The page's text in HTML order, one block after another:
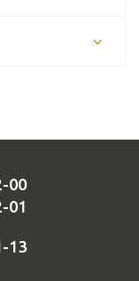
00
01
13